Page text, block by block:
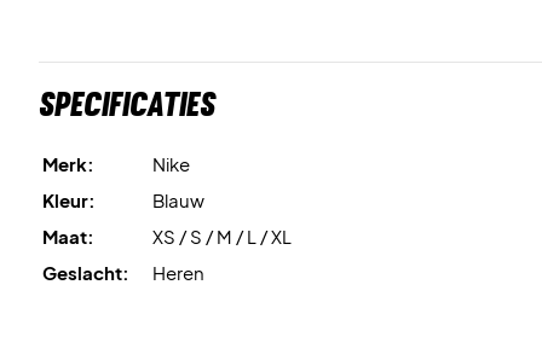
Specificaties
Merk:
Nike
Kleur:
Blauw
Maat:
XS / S / M / L / XL
Geslacht:
Heren